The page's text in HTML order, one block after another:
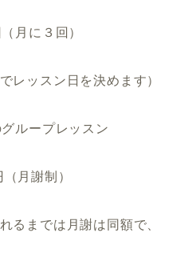
（月に３回）
レッスン日を決めます）
ープレッスン
月謝制）
までは月謝は同額で、